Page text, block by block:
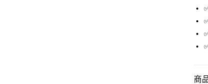
宅配
免
商